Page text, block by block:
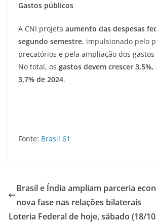
Gastos públicos
A CNI projeta aumento das despesas
segundo semestre, impulsionado pelo
precatórios e pela ampliação dos
No total, os gastos devem crescer
3,7% de 2024.
Fonte: Brasil 61
Brasil e Índia ampliam parceria
nova fase nas relações bilaterais
Loteria Federal de hoje, sábado (18/